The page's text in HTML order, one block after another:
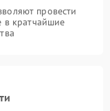
провести
в кратчайшие